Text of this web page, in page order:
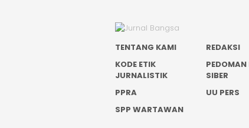
TENTANG KAMI REDAKSI
KODE ETIK
JURNALISTIK
PEDOMAN
SIBER
PPRA UU PERS
SPP WARTAWAN